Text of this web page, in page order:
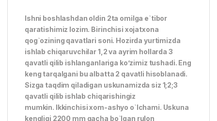
Ishni boshlashdan oldin 2ta omilga e`tibor
qaratishimiz lozim. Birinchisi xojatxona
qog`ozining qavatlari soni. Hozirda yurtimizda
ishlab chiqaruvchilar 1,2 va ayrim hollarda 3
qavatli qilib ishlanganlariga ko’zimiz tushadi. Eng
keng tarqalgani bu albatta 2 qavatli hisoblanadi.
Sizga taqdim qiladigan uskunamizda siz 1;2;3
qavatli qilib ishlab chiqarishingiz
mumkin. Ikkinchisi xom-ashyo o`lchami. Uskuna
kengligi 2200 mm gacha bo`lgan rulon